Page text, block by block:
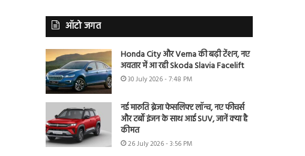
ऑटो जगत
Honda City और Verna की बढ़ी टेंशन, नए
अवतार में आ रही Skoda Slavia Facelift
30 July 2026 - 7:48 PM
नई मारुति ब्रेजा फेसलिफ्ट लॉन्च, नए फीचर्स
और टर्बो इंजन के साथ आई SUV, जानें क्या है
कीमत
26 July 2026 - 3:56 PM